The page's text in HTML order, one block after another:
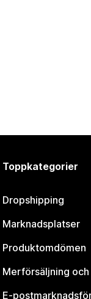
Toppkategorier
Dropshipping
Marknadsplatser
Produktomdömen
Merförsäljning
E-